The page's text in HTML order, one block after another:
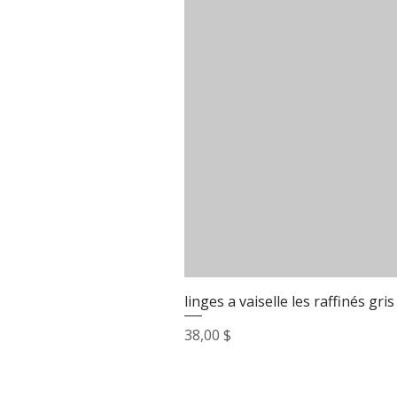
linges a vaiselle les raffinés gris
Prix
38,00 $